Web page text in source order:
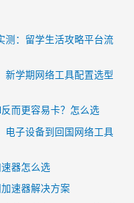
测：留学生活攻略平台流
新学期网络工具配置选型
而更容易卡？怎么选
电子设备到回国网络工具
器怎么选
速器解决方案